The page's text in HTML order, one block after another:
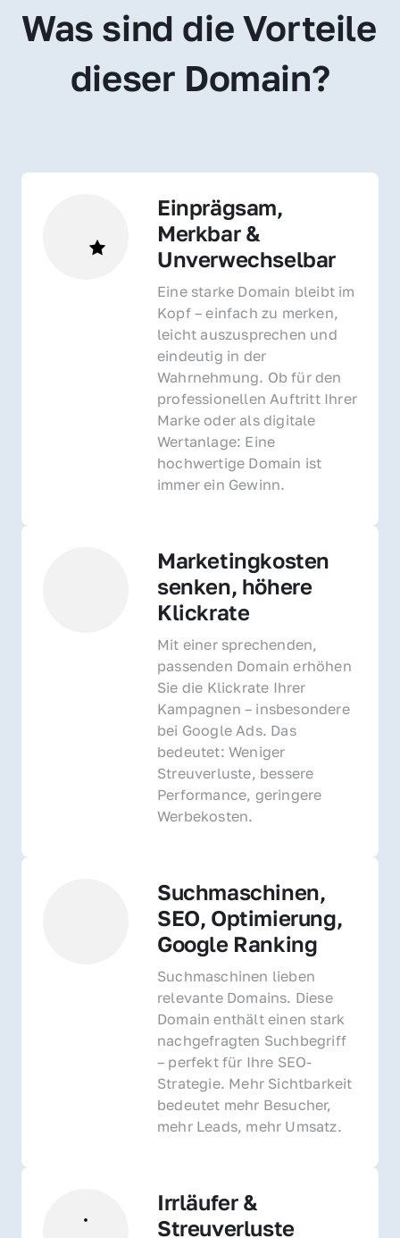
Was sind die Vorteile
dieser Domain?
Einprägsam,
Merkbar &
Unverwechselbar
Eine starke Domain bleibt im
Kopf – einfach zu merken,
leicht auszusprechen und
eindeutig in der
Wahrnehmung. Ob für den
professionellen Auftritt Ihrer
Marke oder als digitale
Wertanlage: Eine
hochwertige Domain ist
immer ein Gewinn.
Marketingkosten
senken, höhere
Klickrate
Mit einer sprechenden,
passenden Domain erhöhen
Sie die Klickrate Ihrer
Kampagnen – insbesondere
bei Google Ads. Das
bedeutet: Weniger
Streuverluste, bessere
Performance, geringere
Werbekosten.
Suchmaschinen,
SEO, Optimierung,
Google Ranking
Suchmaschinen lieben
relevante Domains. Diese
Domain enthält einen stark
nachgefragten Suchbegriff
– perfekt für Ihre SEO-
Strategie. Mehr Sichtbarkeit
bedeutet mehr Besucher,
mehr Leads, mehr Umsatz.
Irrläufer &
Streuverluste